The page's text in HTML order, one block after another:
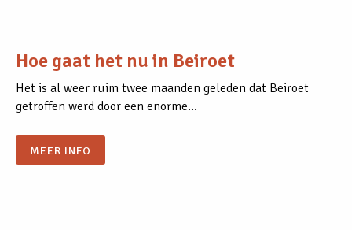
Hoe gaat het nu in Beiroet
Het is al weer ruim twee maanden geleden dat Beiroet
getroffen werd door een enorme…
MEER INFO